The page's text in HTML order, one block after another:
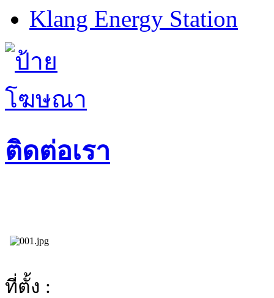
Klang Energy Station
ติดต่อเรา
ที่ตั้ง :